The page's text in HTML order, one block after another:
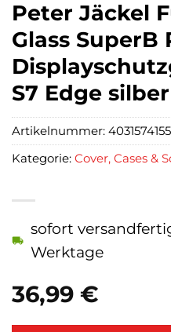
Peter Jäckel
Glass SuperB
S7 Edge silber
36,99 €
sofort
Werktage
Artikelnummer:
Kategorie: Cover, Cases &